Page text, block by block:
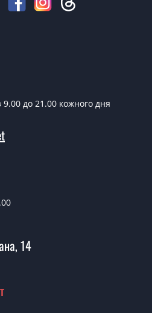
дверних
полотен проводиться
неділі.
дверей
шоколадний?
викликати
готові дверні
готових дверних
міжкімнатні
до 21.00 кожного дня
14